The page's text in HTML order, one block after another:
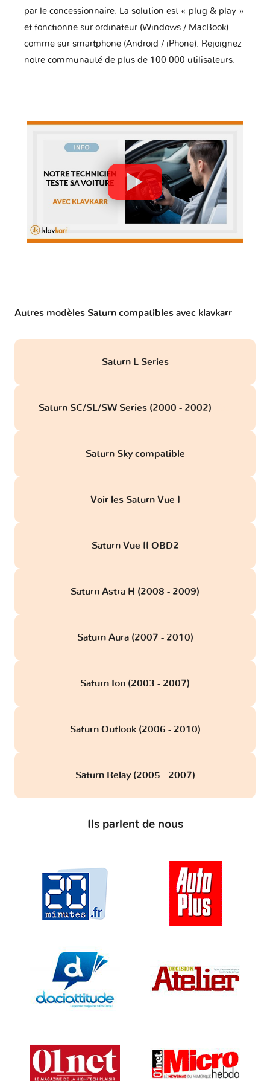
par le concessionnaire. La solution est « plug & play »
et fonctionne sur ordinateur (Windows / MacBook)
comme sur smartphone (Android / iPhone). Rejoignez
notre communauté de plus de 100 000 utilisateurs.
Autres modèles Saturn compatibles avec klavkarr
Saturn L Series
Saturn SC/SL/SW Series (2000 - 2002)
Saturn Sky compatible
Voir les Saturn Vue I
Saturn Vue II OBD2
Saturn Astra H (2008 - 2009)
Saturn Aura (2007 - 2010)
Saturn Ion (2003 - 2007)
Saturn Outlook (2006 - 2010)
Saturn Relay (2005 - 2007)
Ils parlent de nous